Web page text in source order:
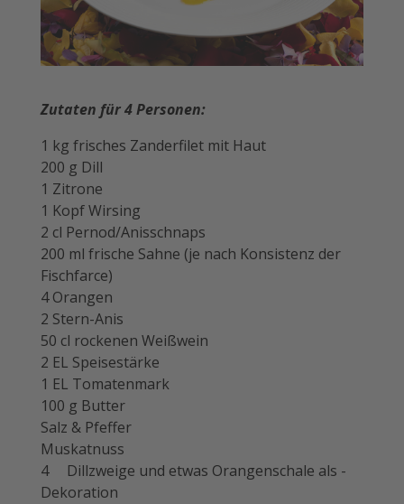
Zutaten für 4 Personen:
1 kg frisches Zanderfilet mit Haut
200 g Dill
1 Zitrone
1 Kopf Wirsing
2 cl Pernod/Anisschnaps
200 ml frische Sahne (je nach Konsistenz der
Fischfarce)
4 Orangen
2 Stern-Anis
50 cl rockenen Weißwein
2 EL Speisestärke
1 EL Tomatenmark
100 g Butter
Salz & Pfeffer
Muskatnuss
4 Dillzweige und etwas ­Orangenschale als ­
Dekoration